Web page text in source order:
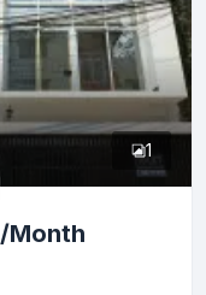
1
/Month